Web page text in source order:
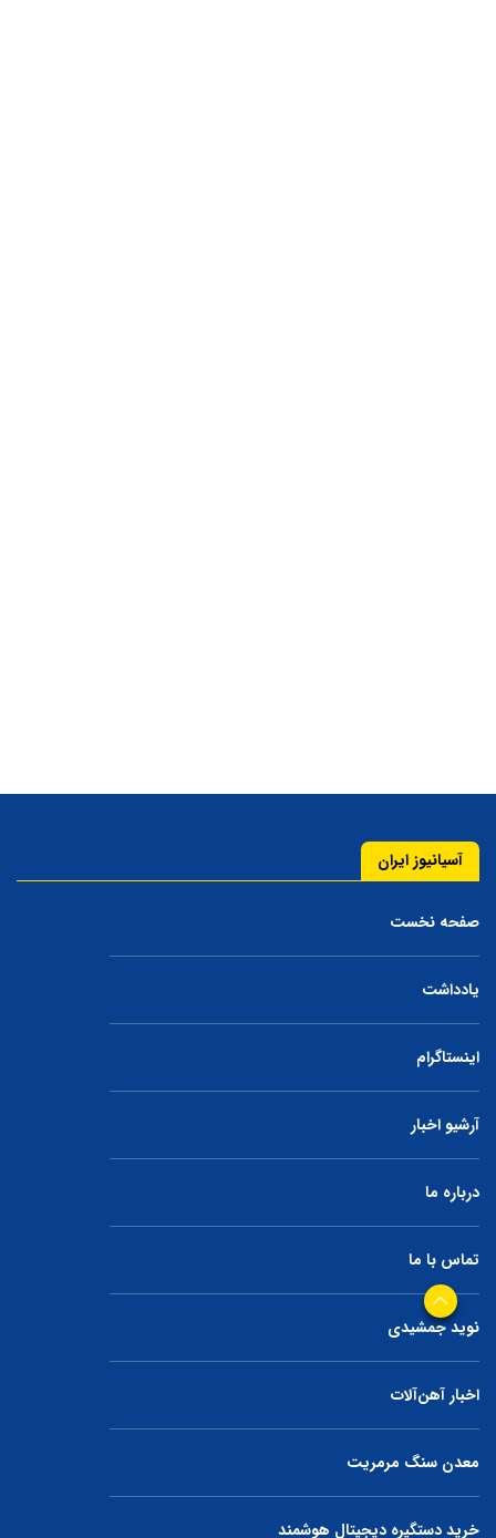
آسیانیوز ایران
صفحه نخست
یادداشت
اینستاگرام
آرشیو اخبار
درباره ما
تماس با ما
نوید جمشیدی
اخبار آهن‌آلات
معدن سنگ مرمریت
خرید دستگیره دیجیتال هوشمند